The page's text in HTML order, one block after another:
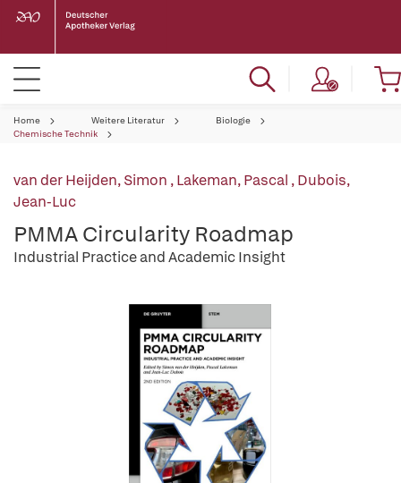
Home Weitere Literatur
Biologie
Chemische Technik
van der Heijden, Simon ,Lakeman, Pascal ,Dubois,
Jean-Luc
PMMA Circularity Roadmap
Industrial Practice and Academic Insight